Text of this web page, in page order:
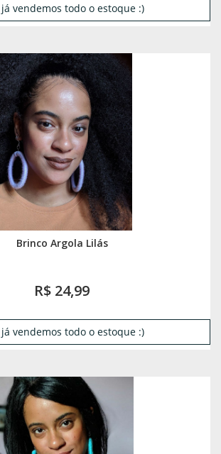
vendemos todo o estoque :)
Brinco Argola Lilás
R$ 24,99
vendemos todo o estoque :)